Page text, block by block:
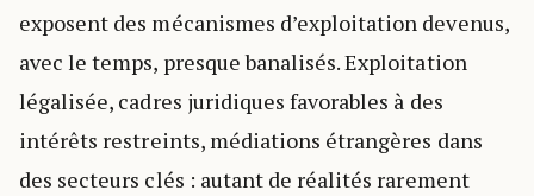
exposent des mécanismes d’exploitation devenus,
avec le temps, presque banalisés. Exploitation
légalisée, cadres juridiques favorables à des
intérêts restreints, médiations étrangères dans
des secteurs clés : autant de réalités rarement